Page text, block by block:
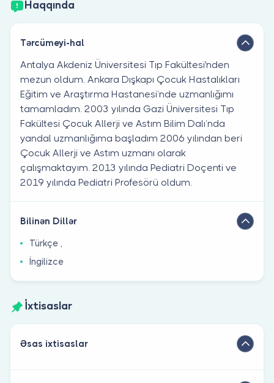
Haqqında
Tərcümeyi-hal
Antalya Akdeniz Üniversitesi Tıp Fakültesi'nden
mezun oldum. Ankara Dışkapı Çocuk Hastalıkları
Eğitim ve Araştırma Hastanesi’nde uzmanlığımı
tamamladım. 2003 yılında Gazi Üniversitesi Tıp
Fakültesi Çocuk Allerji ve Astım Bilim Dalı’nda
yandal uzmanlığıma başladım 2006 yılından beri
Çocuk Allerji ve Astım uzmanı olarak
çalışmaktayım. 2013 yılında Pediatri Doçenti ve
2019 yılında Pediatri Profesörü oldum.
Bilinən Dillər
Türkçe ,
İngilizce
İxtisaslar
Əsas ixtisaslar